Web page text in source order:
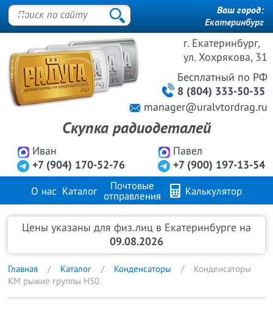
г. Екатеринбург,
ул. Хохрякова, 31
Иван
+7 (904) 170-52-76
Павел
+7 (900) 197-13-54
Бесплатный по РФ
8 (804) 333-50-35
manager@uralvtordrag.ru
Скупка радиодеталей
Ваш город:
Екатеринбург
О нас Каталог
Почтовые
отправления
Калькулятор
Продажа металлов FAQ Контакты
Цены указаны для физ.лиц в Екатеринбурге на
09.08.2026
Главная Каталог Конденсаторы
Конденсаторы
КМ рыжие группы Н50